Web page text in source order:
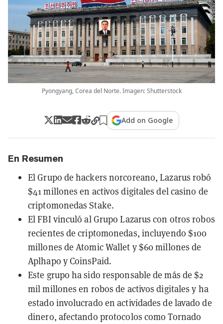
Pyongyang, Corea del Norte. Imagen: Shutterstock
Add on Google
En Resumen
El Grupo de hackers norcoreano, Lazarus robó
$41 millones en activos digitales del casino de
criptomonedas Stake.
El FBI vinculó al Grupo Lazarus con otros robos
recientes de criptomonedas, incluyendo $100
millones de Atomic Wallet y $60 millones de
Aplhapo y CoinsPaid.
Este grupo ha sido responsable de más de $2
mil millones en robos de activos digitales y ha
estado involucrado en actividades de lavado de
dinero, afectando protocolos como Tornado